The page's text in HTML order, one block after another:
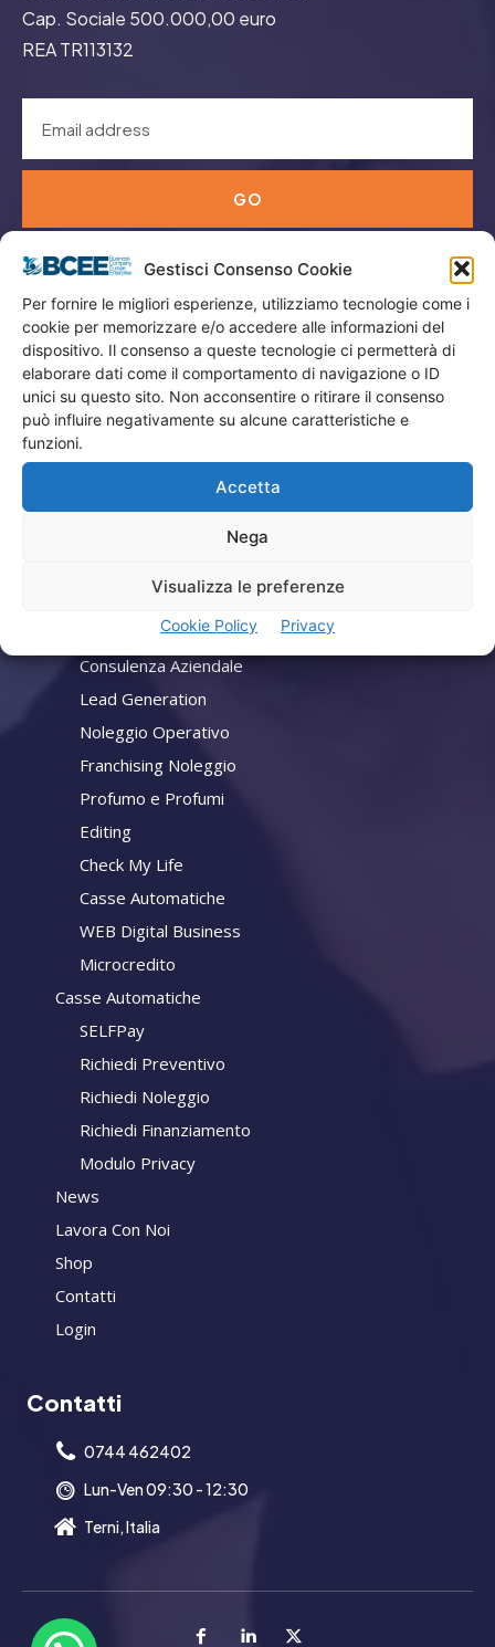
Gestisci Consenso Cookie
Per fornire le migliori esperienze, utilizziamo tecnologie come i
cookie per memorizzare e/o accedere alle informazioni del
dispositivo. Il consenso a queste tecnologie ci permetterà di
elaborare dati come il comportamento di navigazione o ID
unici su questo sito. Non acconsentire o ritirare il consenso
può influire negativamente su alcune caratteristiche e
funzioni.
Accetta
Nega
Visualizza le preferenze
Cookie Policy Privacy
Cap. Sociale 500.000,00 euro
REA TR113132
GO
Menù
Privacy
Termini Utilizzo
Iscrizione Newsletter
Cookie Policy (UE)
Consulenza Aziendale
Lead Generation
Noleggio Operativo
Franchising Noleggio
Profumo e Profumi
Editing
Check My Life
Casse Automatiche
WEB Digital Business
Microcredito
Casse Automatiche
SELFPay
Richiedi Preventivo
Richiedi Noleggio
Richiedi Finanziamento
Modulo Privacy
News
Lavora Con Noi
Shop
Contatti
Login
Contatti
0744 462402
Lun-Ven 09:30 - 12:30
Terni, Italia